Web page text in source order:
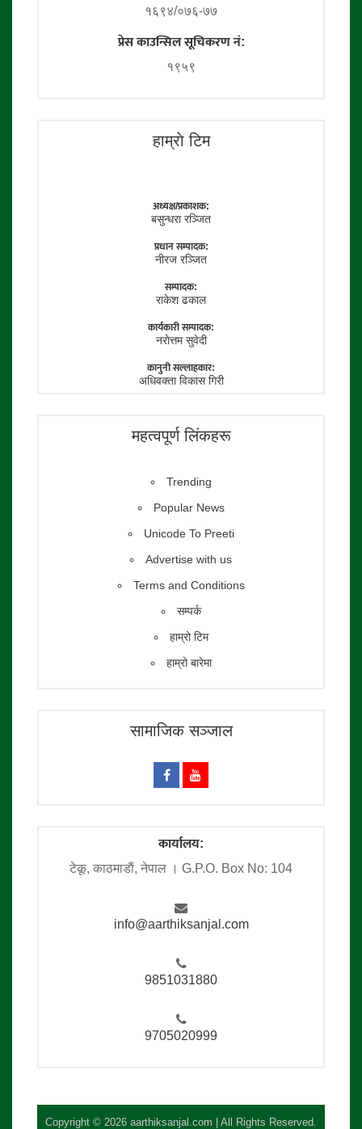
१६९४/०७६-७७
प्रेस काउन्सिल सूचिकरण नं:
१९५९
हाम्राे टिम
अध्यक्ष/प्रकाशक:
बसुन्धरा रञ्जित
प्रधान सम्पादक:
नीरज रञ्जित
सम्पादक:
राकेश ढकाल
कार्यकारी सम्पादक:
नराेत्तम सुवेदी
कानुनी सल्लाहकार:
अधिवक्ता विकास गिरी
महत्वपूर्ण लिंकहरू
Trending
Popular News
Unicode To Preeti
Advertise with us
Terms and Conditions
सम्पर्क
हाम्रो टिम
हाम्रो बारेमा
सामाजिक सञ्जाल
कार्यालय:
टेकू, काठमाडाैं, नेपाल । G.P.O. Box No: 104
info@aarthiksanjal.com
9851031880
9705020999
Copyright © 2026 aarthiksanjal.com | All Rights Reserved.